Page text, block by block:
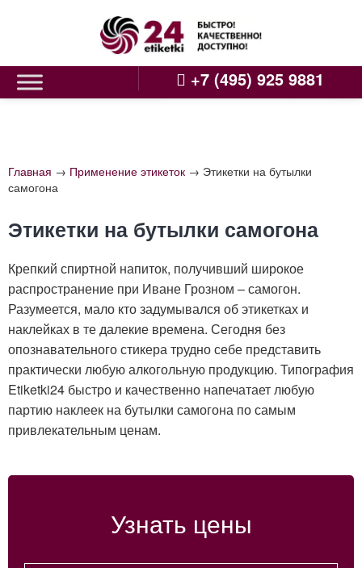
+7 (495) 925 9881
Главная → Применение этикеток → Этикетки на бутылки
самогона
Этикетки на бутылки самогона
Крепкий спиртной напиток, получивший широкое
распространение при Иване Грозном – самогон.
Разумеется, мало кто задумывался об этикетках и
наклейках в те далекие времена. Сегодня без
опознавательного стикера трудно себе представить
практически любую алкогольную продукцию. Типография
Etiketki24 быстро и качественно напечатает любую
партию наклеек на бутылки самогона по самым
привлекательным ценам.
Узнать цены